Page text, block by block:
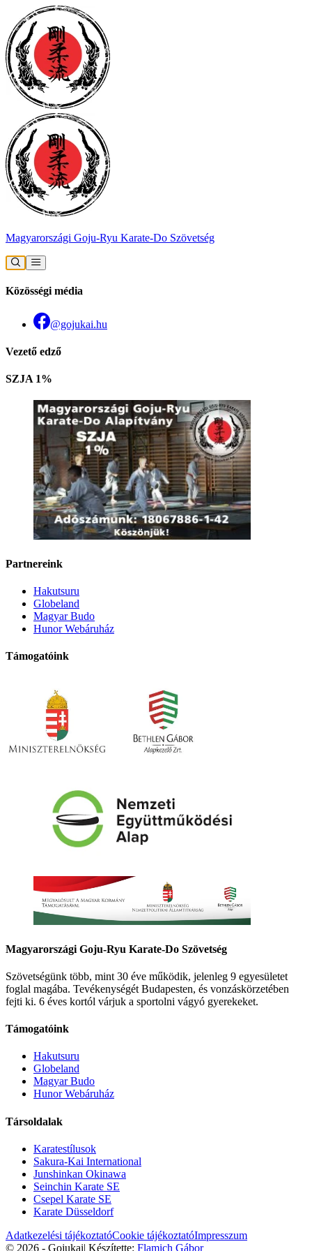
Magyarországi Goju-Ryu Karate-Do Szövetség
Közösségi média
@gojukai.hu
Vezető edző
SZJA 1%
Partnereink
Hakutsuru
Globeland
Magyar Budo
Hunor Webáruház
Támogatóink
Magyarországi Goju-Ryu Karate-Do Szövetség
Szövetségünk több, mint 30 éve működik, jelenleg 9 egyesületet
foglal magába. Tevékenységét Budapesten, és vonzáskörzetében
fejti ki. 6 éves kortól várjuk a sportolni vágyó gyerekeket.
Támogatóink
Hakutsuru
Globeland
Magyar Budo
Hunor Webáruház
Társoldalak
Karatestílusok
Sakura-Kai International
Junshinkan Okinawa
Seinchin Karate SE
Csepel Karate SE
Karate Düsseldorf
Adatkezelési tájékoztatóCookie tájékoztatóImpresszum
© 2026 - Gojukai| Készítette: Flamich Gábor